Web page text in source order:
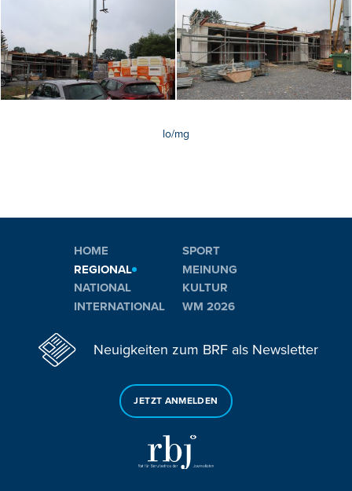
lo/mg
HOME
REGIONAL
NATIONAL
INTERNATIONAL
SPORT
MEINUNG
KULTUR
WM 2026
Neuigkeiten zum BRF als Newsletter
JETZT ANMELDEN